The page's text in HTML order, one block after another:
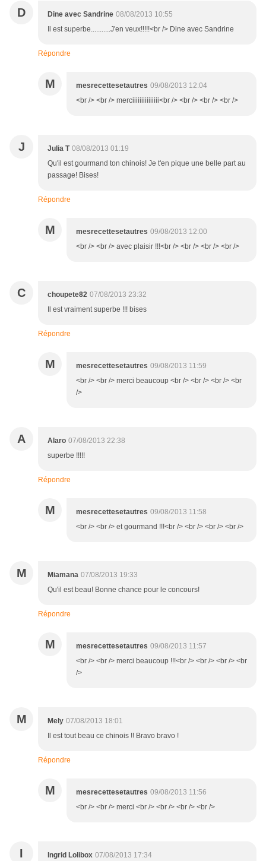
D Dine avec Sandrine 08/08/2013 10:55
Il est superbe...........J'en veux!!!!!<br /> Dine avec Sandrine
Répondre
M mesrecettesetautres 09/08/2013 12:04
<br /> <br /> merciiiiiiiiiiiiiii<br /> <br /> <br /> <br />
J Julia T 08/08/2013 01:19
Qu'il est gourmand ton chinois! Je t'en pique une belle part au
passage! Bises!
Répondre
M mesrecettesetautres 09/08/2013 12:00
<br /> <br /> avec plaisir !!!<br /> <br /> <br /> <br />
C choupete82 07/08/2013 23:32
Il est vraiment superbe !!! bises
Répondre
M mesrecettesetautres 09/08/2013 11:59
<br /> <br /> merci beaucoup <br /> <br /> <br /> <br
/>
A Alaro 07/08/2013 22:38
superbe !!!!!
Répondre
M mesrecettesetautres 09/08/2013 11:58
<br /> <br /> et gourmand !!!<br /> <br /> <br /> <br />
M Miamana 07/08/2013 19:33
Qu'il est beau! Bonne chance pour le concours!
Répondre
M mesrecettesetautres 09/08/2013 11:57
<br /> <br /> merci beaucoup !!!<br /> <br /> <br /> <br
/>
M Mely 07/08/2013 18:01
Il est tout beau ce chinois !! Bravo bravo !
Répondre
M mesrecettesetautres 09/08/2013 11:56
<br /> <br /> merci <br /> <br /> <br /> <br />
I Ingrid Lolibox 07/08/2013 17:34